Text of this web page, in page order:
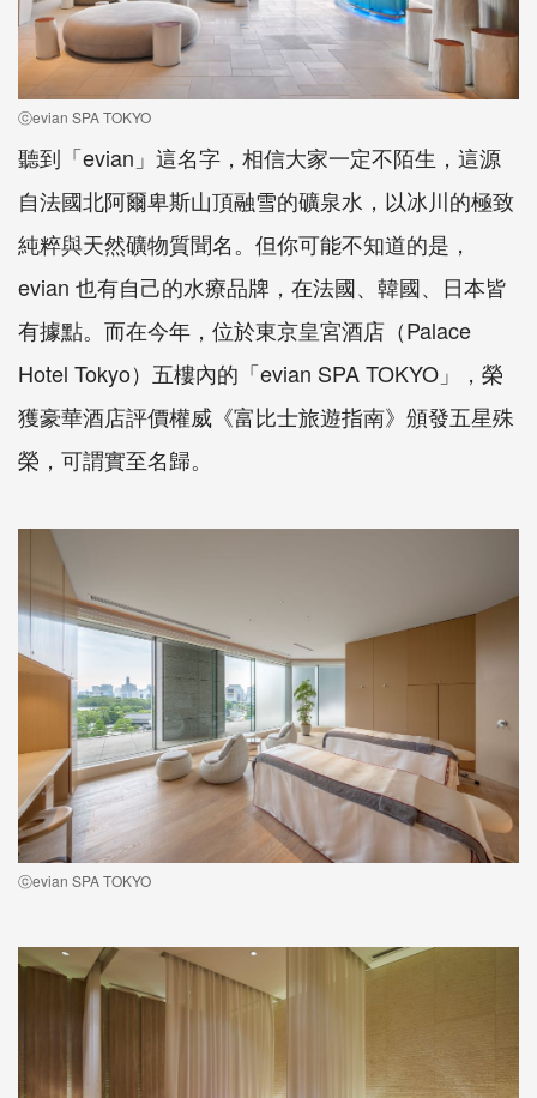
ⓒevian SPA TOKYO
聽到「evian」這名字，相信大家一定不陌生，這源
自法國北阿爾卑斯山頂融雪的礦泉水，以冰川的極致
純粹與天然礦物質聞名。但你可能不知道的是，
evian 也有自己的水療品牌，在法國、韓國、日本皆
有據點。而在今年，位於東京皇宮酒店（Palace
Hotel Tokyo）五樓內的「evian SPA TOKYO」，榮
獲豪華酒店評價權威《富比士旅遊指南》頒發五星殊
榮，可謂實至名歸。
ⓒevian SPA TOKYO